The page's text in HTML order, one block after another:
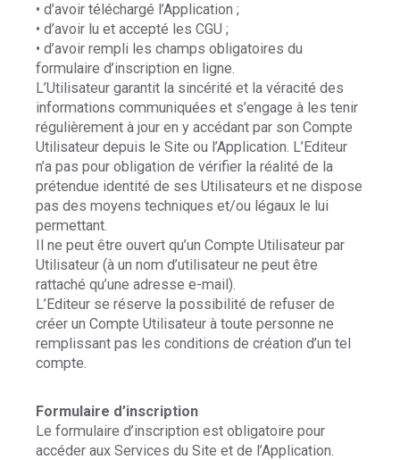
• d’avoir téléchargé l’Application ;
• d’avoir lu et accepté les CGU ;
• d’avoir rempli les champs obligatoires du
formulaire d’inscription en ligne.
L’Utilisateur garantit la sincérité et la véracité des
informations communiquées et s’engage à les tenir
régulièrement à jour en y accédant par son Compte
Utilisateur depuis le Site ou l’Application. L’Editeur
n’a pas pour obligation de vérifier la réalité de la
prétendue identité de ses Utilisateurs et ne dispose
pas des moyens techniques et/ou légaux le lui
permettant.
Il ne peut être ouvert qu’un Compte Utilisateur par
Utilisateur (à un nom d’utilisateur ne peut être
rattaché qu’une adresse e-mail).
L’Editeur se réserve la possibilité de refuser de
créer un Compte Utilisateur à toute personne ne
remplissant pas les conditions de création d’un tel
compte.
Formulaire d’inscription
Le formulaire d’inscription est obligatoire pour
accéder aux Services du Site et de l’Application.